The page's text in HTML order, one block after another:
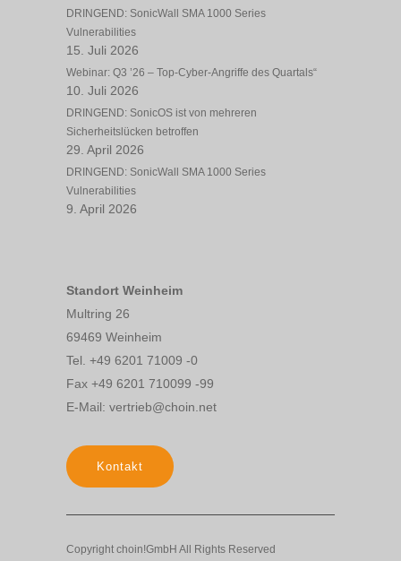
DRINGEND: SonicWall SMA 1000 Series
Vulnerabilities
15. Juli 2026
Webinar: Q3 ’26 – Top-Cyber-Angriffe des Quartals“
10. Juli 2026
DRINGEND: SonicOS ist von mehreren
Sicherheitslücken betroffen
29. April 2026
DRINGEND: SonicWall SMA 1000 Series
Vulnerabilities
9. April 2026
Standort Weinheim
Multring 26
69469 Weinheim
Tel. +49 6201 71009 -0
Fax +49 6201 710099 -99
E-Mail: vertrieb@choin.net
Kontakt
Copyright choin!GmbH All Rights Reserved